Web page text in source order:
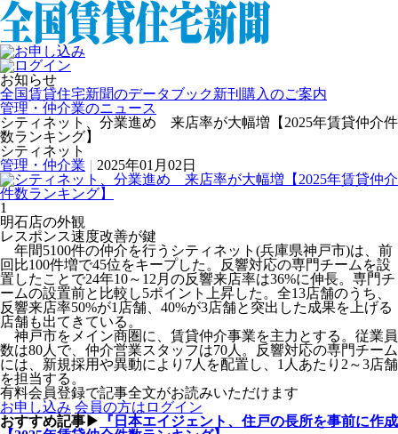
お知らせ
全国賃貸住宅新聞のデータブック新刊購入のご案内
管理・仲介業のニュース
シティネット、分業進め 来店率が大幅増【2025年賃貸仲介件
数ランキング】
シティネット
管理・仲介業 | 2025年01月02日
1
明石店の外観
レスポンス速度改善が鍵
年間5100件の仲介を行うシティネット(兵庫県神戸市)は、前
回比100件増で45位をキープした。反響対応の専門チームを設
置したことで24年10～12月の反響来店率は36%に伸長。専門チ
ームの設置前と比較し5ポイント上昇した。全13店舗のうち、
反響来店率50%が1店舗、40%が3店舗と突出した成果を上げる
店舗も出てきている。
神戸市をメイン商圏に、賃貸仲介事業を主力とする。従業員
数は80人で、仲介営業スタッフは70人。反響対応の専門チーム
には、新規採用や異動により7人を配置し、1人あたり2～3店舗
を担当する。
有料会員登録で記事全文がお読みいただけます
お申し込み 会員の方はログイン
おすすめ記事▶
『日本エイジェント、住戸の長所を事前に作成